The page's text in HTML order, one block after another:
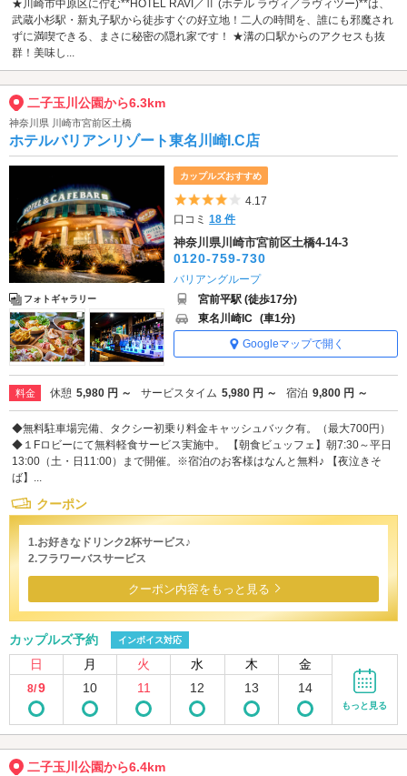
★川崎市中原区に佇む**HOTEL RAVI／Ⅱ (ホテル ラヴィ／ラヴィツー)**は、
武蔵小杉駅・新丸子駅から徒歩すぐの好立地！二人の時間を、誰にも邪魔され
ずに満喫できる、まさに秘密の隠れ家です！ ★溝の口駅からのアクセスも抜
群！美味し...
二子玉川公園から6.3km
神奈川県 川崎市宮前区土橋
ホテルバリアンリゾート東名川崎I.C店
フォトギャラリー
カップルズおすすめ
5つ星のうち4
4.17
口コミ18 件
神奈川県川崎市宮前区土橋4-14-3
0120-759-730
バリアングループ
宮前平駅 (徒歩17分)
東名川崎IC (車1分)
Googleマップで開く
料金 休憩 5,980 円 ～ サービスタイム 5,980 円 ～ 宿泊 9,800 円 ～
◆無料駐車場完備、タクシー初乗り料金キャッシュバック有。（最大700円）
◆１Fロビーにて無料軽食サービス実施中。 【朝食ビュッフェ】朝7:30～平日
13:00（土・日11:00）まで開催。※宿泊のお客様はなんと無料♪ 【夜泣きそ
ば】...
クーポン
1.お好きなドリンク2杯サービス♪
2.フラワーバスサービス
クーポン内容をもっと見る
カップルズ予約 インボイス対応
日 月 火 水 木 金
8/9 10 11 12 13 14
もっと見る
二子玉川公園から6.4km